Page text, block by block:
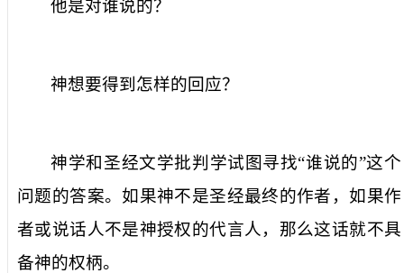
他是对谁说的？
神想要得到怎样的回应？
神学和圣经文学批判学试图寻找“谁说的”这个
问题的答案。如果神不是圣经最终的作者，如果作
者或说话人不是神授权的代言人，那么这话就不具
备神的权柄。